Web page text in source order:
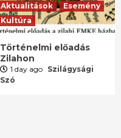
Aktualitások
Esemény
Kultúra
Történelmi előadás
Zilahon
1 day ago Szilágysági
Szó